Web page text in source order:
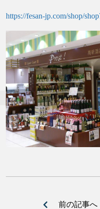
https://fesan-jp.com/shop/
前の記事へ